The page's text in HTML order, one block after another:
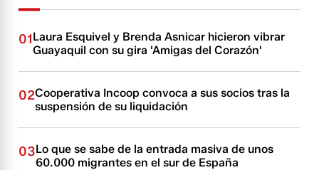
01Laura Esquivel y Brenda Asnicar hicieron vibrar
Guayaquil con su gira 'Amigas del Corazón'
02Cooperativa Incoop convoca a sus socios tras la
suspensión de su liquidación
03Lo que se sabe de la entrada masiva de unos
60.000 migrantes en el sur de España